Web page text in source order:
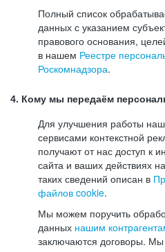
Полный список
данных с указанием
правового основания,
в нашем Реестре
Роскомнадзора.
4. Кому мы передаём
Для улучшения работы
сервисами контекстной
получают от нас доступ к
сайта и ваших действиях
таких сведений описан в
файлов cookie.
Мы можем поручить
данных нашим
заключаются договоры.